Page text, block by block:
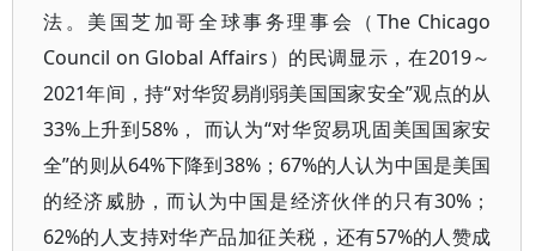
法。美国芝加哥全球事务理事会（The Chicago
Council on Global Affairs）的民调显示，在2019～
2021年间，持“对华贸易削弱美国国家安全”观点的从
33%上升到58%， 而认为“对华贸易巩固美国国家安
全”的则从64%下降到38%；67%的人认为中国是美国
的经济威胁，而认为中国是经济伙伴的只有30%；
62%的人支持对华产品加征关税，还有57%的人赞成